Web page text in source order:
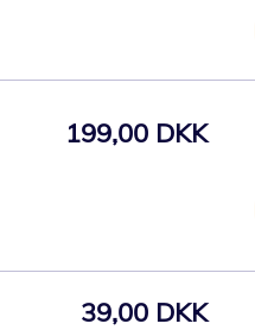
199,00 DKK
39,00 DKK